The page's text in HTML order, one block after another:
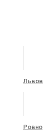
Львов
Ровно